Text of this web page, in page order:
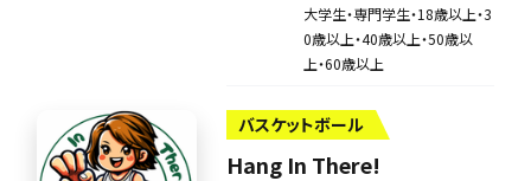
大学生・専門学生・18歳以上・3
0歳以上・40歳以上・50歳以
上・60歳以上
バスケットボール
Hang In There!